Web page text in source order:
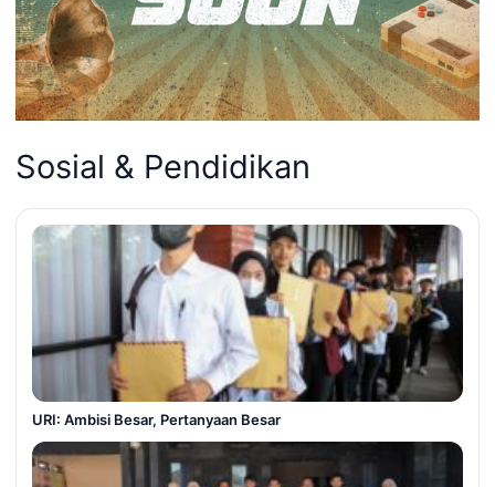
Sosial & Pendidikan
URI: Ambisi Besar, Pertanyaan Besar